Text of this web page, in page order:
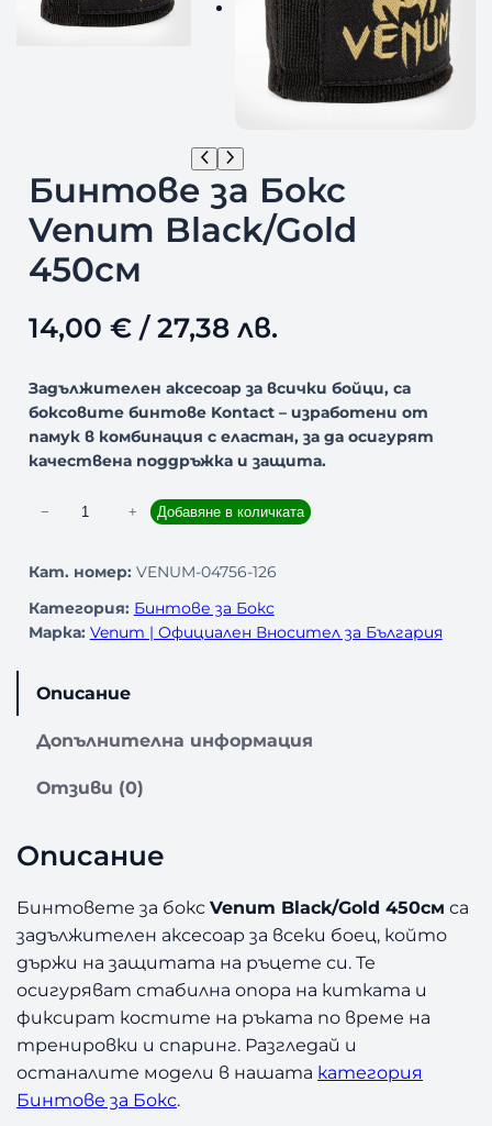
Бинтове за Бокс
Venum Black/Gold
450см
14,00 €/ 27,38 лв.
Задължителен аксесоар за всички бойци, са
боксовите бинтове Kontact – изработени от
памук в комбинация с еластан, за да осигурят
качествена поддръжка и защита.
л
ч
е
т
н
о
е
з
а
Б
о
к
с
− + Добавяне в количката
Кат. номер: VENUM-04756-126
Категория: Бинтове за Бокс
Марка: Venum | Официален Вносител за България
Описание
Допълнителна информация
Отзиви (0)
Описание
Бинтовете за боксVenum Black/Gold 450см са
задължителен аксесоар за всеки боец, който
държи на защитата на ръцете си. Те
осигуряват стабилна опора на китката и
фиксират костите на ръката по време на
тренировки и спаринг. Разгледай и
останалите модели в нашата категория
Бинтове за Бокс.